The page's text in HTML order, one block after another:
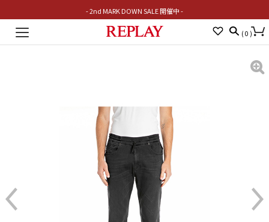
- 2nd MARK DOWN SALE 開催中 -
Toggle
( 0 )